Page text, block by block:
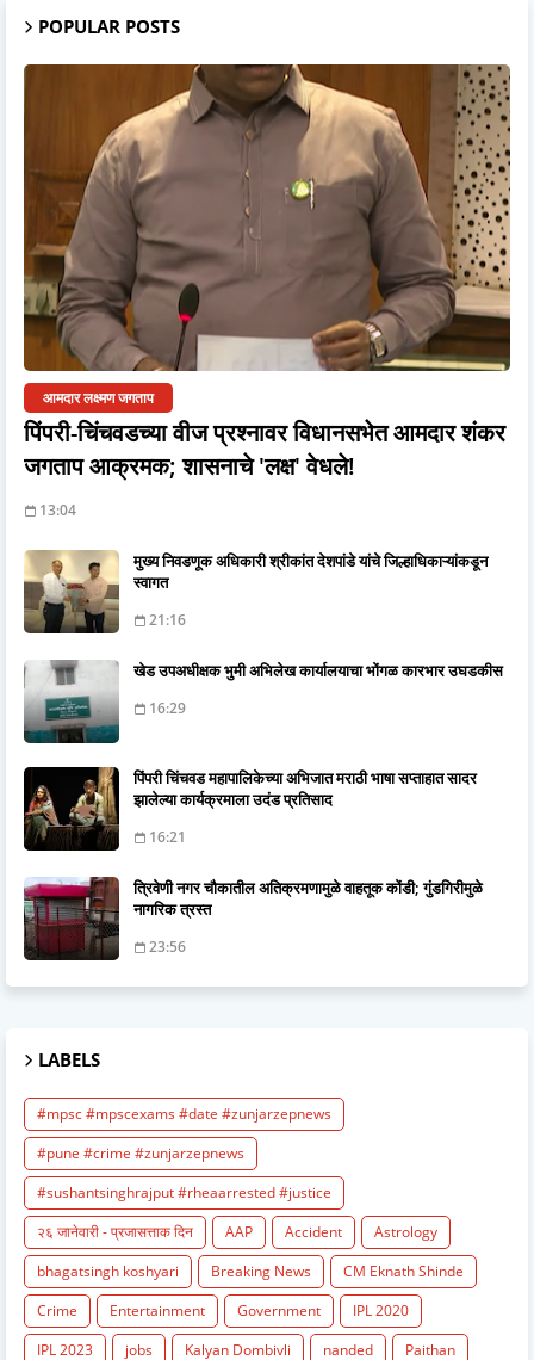
POPULAR POSTS
आमदार लक्ष्मण जगताप
पिंपरी-चिंचवडच्या वीज प्रश्नावर विधानसभेत आमदार शंकर
जगताप आक्रमक; शासनाचे 'लक्ष' वेधले!
13:04
मुख्य निवडणूक अधिकारी श्रीकांत देशपांडे यांचे जिल्हाधिकाऱ्यांकडून
स्वागत
21:16
खेड उपअधीक्षक भुमी अभिलेख कार्यालयाचा भोंगळ कारभार उघडकीस
16:29
पिंपरी चिंचवड महापालिकेच्या अभिजात मराठी भाषा सप्ताहात सादर
झालेल्या कार्यक्रमाला उदंड प्रतिसाद
16:21
त्रिवेणी नगर चौकातील अतिक्रमणामुळे वाहतूक कोंडी; गुंडगिरीमुळे
नागरिक त्रस्त
23:56
LABELS
#mpsc #mpscexams #date #zunjarzepnews
#pune #crime #zunjarzepnews
#sushantsinghrajput #rheaarrested #justice
२६ जानेवारी - प्रजासत्ताक दिन
AAP Accident
Astrology
bhagatsingh koshyari
Breaking News
CM Eknath Shinde
Crime
Entertainment Government
IPL 2020
IPL 2023
jobs Kalyan Dombivli nanded
Paithan